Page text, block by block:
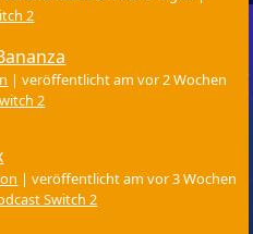
2
|veröffentlicht am vor 2 Wochen
2
|veröffentlicht am vor 3 Wochen
Switch 2